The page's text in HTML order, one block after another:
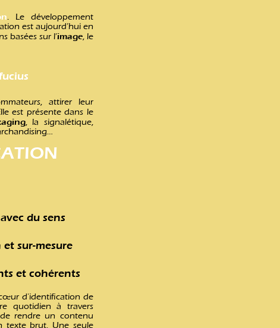
. Le développement
est aujourd’hui en
basées sur l’image, le
attirer leur
est présente dans le
, la signalétique,
du sens
sur-mesure
et cohérents
d'identification de
quotidien à travers
rendre un contenu
texte brut. Une seule